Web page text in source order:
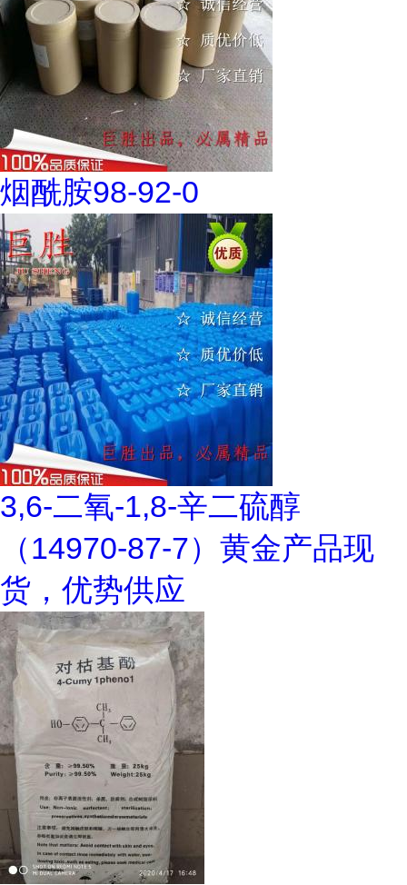
烟酰胺98-92-0
3,6-二氧-1,8-辛二硫醇
（14970-87-7）黄金产品现
货，优势供应